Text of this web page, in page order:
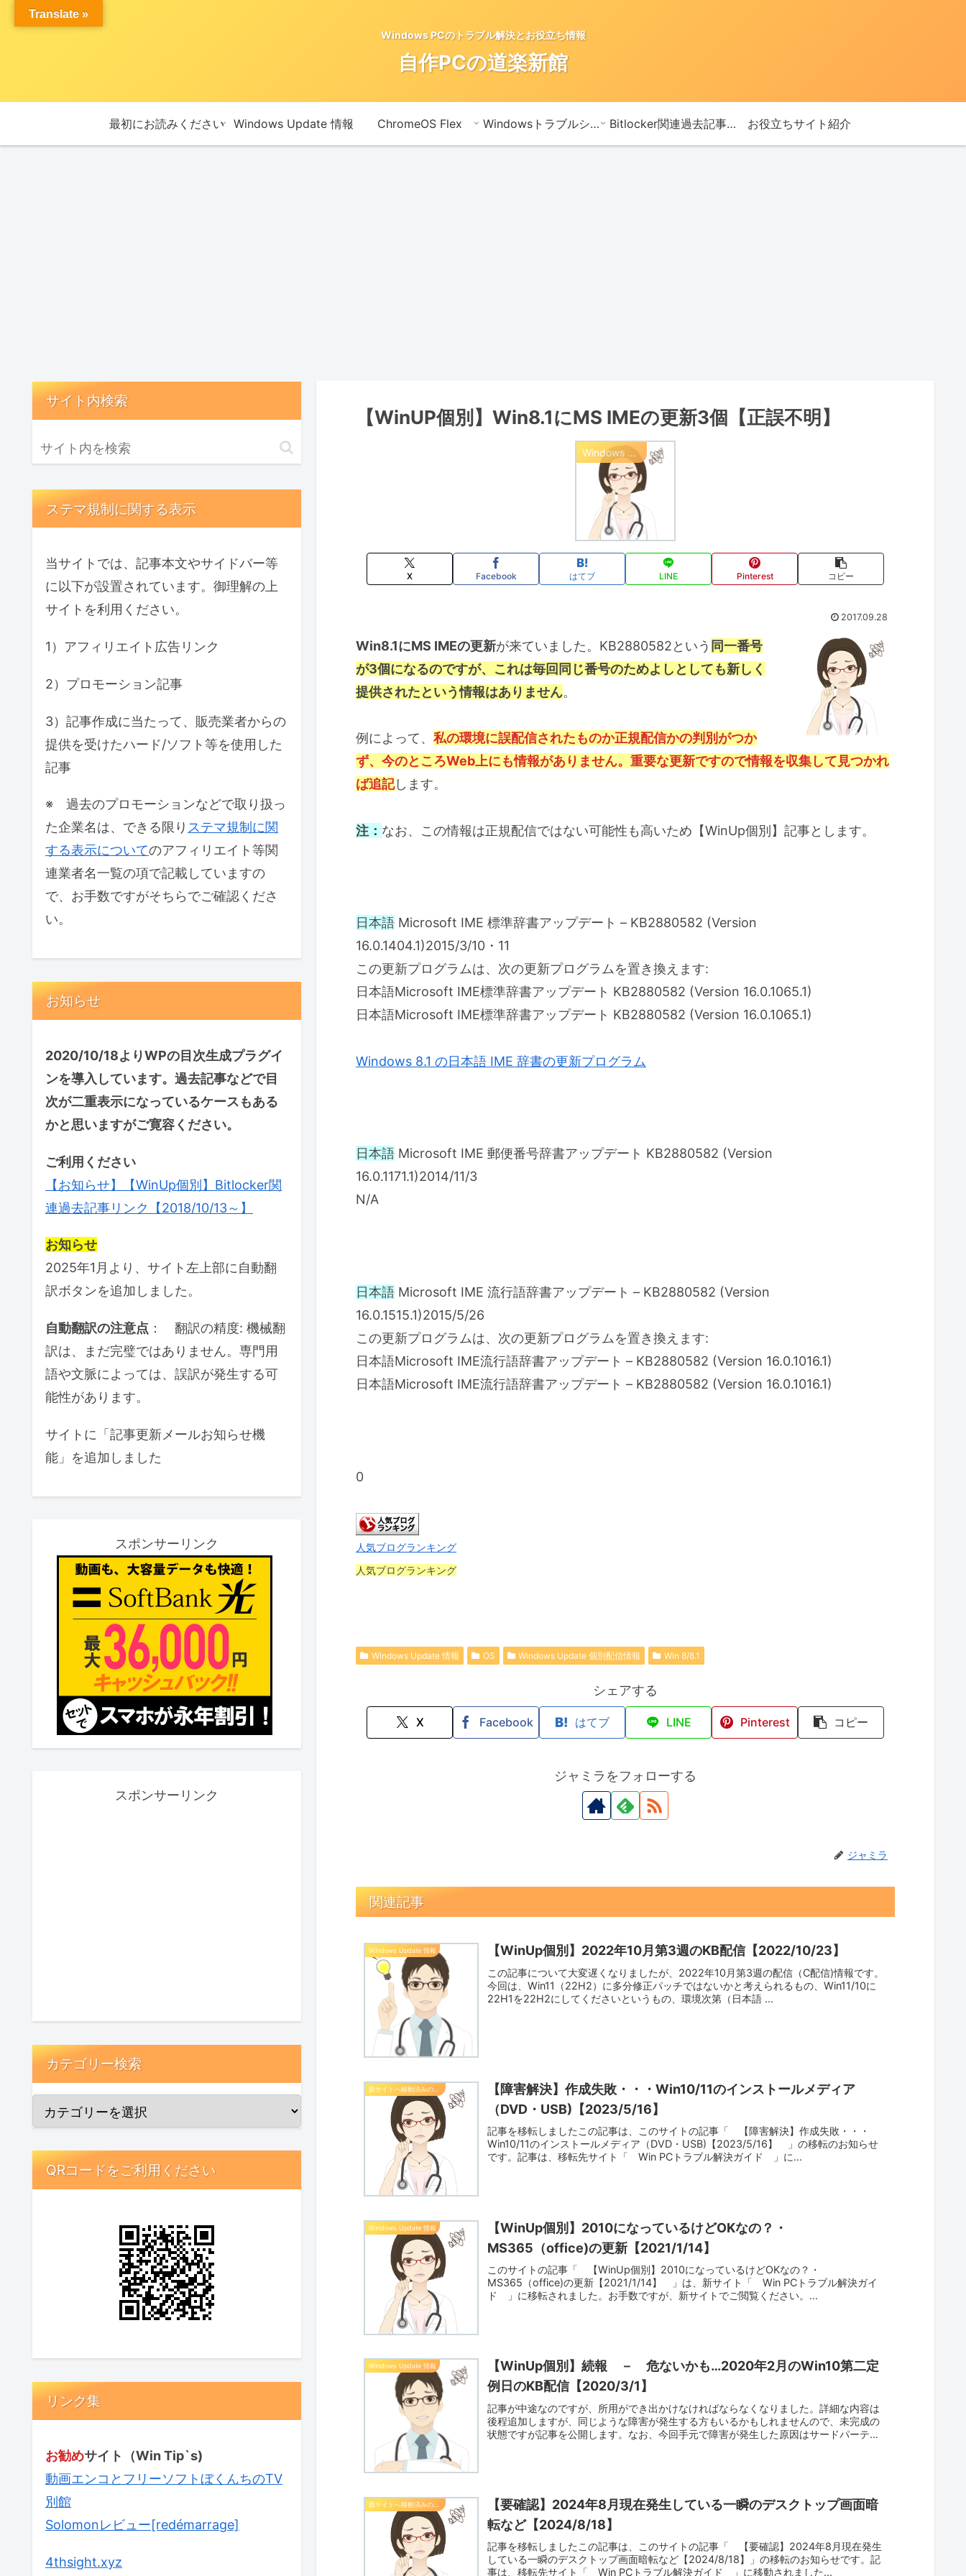
Windows PCのトラブル解決とお役立ち情報
自作PCの道楽新館
最初にお読みください Windows Update 情報 ChromeOS Flex Windowsトラブルシューティングメモ Bitlocker関連過去記事リンク お役立ちサイト紹介
【WinUP個別】Win8.1にMS IMEの更新3個【正誤不明】
Windows Update 情報
X Facebook はてブ LINE Pinterest コピー
2017.09.28
Win8.1にMS IMEの更新が来ていました。KB2880582という 同一番号
が3個になるのですが、これは毎回同じ番号のためよしとしても新しく
提供されたという情報はありません。
例によって、 私の環境に誤配信されたものか正規配信かの判別がつか
ず、今のところWeb上にも情報がありません。 重要な更新ですので情報を収集して見つかれ
ば追記します。
注： なお、この情報は正規配信ではない可能性も高いため【WinUp個別】記事とします。
日本語 Microsoft IME 標準辞書アップデート – KB2880582 (Version
16.0.1404.1)2015/3/10・11
この更新プログラムは、次の更新プログラムを置き換えます:
日本語Microsoft IME標準辞書アップデート KB2880582 (Version 16.0.1065.1)
日本語Microsoft IME標準辞書アップデート KB2880582 (Version 16.0.1065.1)
Windows 8.1 の日本語 IME 辞書の更新プログラム
日本語 Microsoft IME 郵便番号辞書アップデート KB2880582 (Version
16.0.1171.1)2014/11/3
N/A
日本語 Microsoft IME 流行語辞書アップデート – KB2880582 (Version
16.0.1515.1)2015/5/26
この更新プログラムは、次の更新プログラムを置き換えます:
日本語Microsoft IME流行語辞書アップデート – KB2880582 (Version 16.0.1016.1)
日本語Microsoft IME流行語辞書アップデート – KB2880582 (Version 16.0.1016.1)
0
人気ブログランキング
人気ブログランキング
Windows Update 情報 OS Windows Update 個別配信情報 Win 8/8.1
シェアする
X Facebook はてブ LINE Pinterest コピー
ジャミラをフォローする
ジャミラ
関連記事
Windows Update 情報 【WinUp個別】2022年10月第3週のKB配信【2022/10/23】
この記事について大変遅くなりましたが、2022年10月第3週の配信（C配信)情報です。
今回は、Win11（22H2）に多分修正パッチではないかと考えられるもの、Win11/10に
22H1を22H2にしてくださいというもの、環境次第（日本語 ...
【障害解決】作成失敗・・・Win10/11のインストールメディア
（DVD・USB)【2023/5/16】
記事を移転しましたこの記事は、このサイトの記事「 【障害解決】作成失敗・・・
Win10/11のインストールメディア（DVD・USB)【2023/5/16】 」の移転のお知らせ
です。記事は、移転先サイト「 Win PCトラブル解決ガイド 」に...
Windows Update 情報
【WinUp個別】2010になっているけどOKなの？・
MS365（office)の更新【2021/1/14】
このサイトの記事「 【WinUp個別】2010になっているけどOKなの？・
MS365（office)の更新【2021/1/14】 」は、新サイト「 Win PCトラブル解決ガイ
ド 」に移転されました。お手数ですが、新サイトでご閲覧ください。...
Windows Update 情報
【WinUp個別】続報 － 危ないかも…2020年2月のWin10第二定
例日のKB配信【2020/3/1】
記事が中途なのですが、所用ができ出かけなければならなくなりました。詳細な内容は
後程追加しますが、同じような障害が発生する方もいるかもしれませんので、未完成の
状態ですが記事を公開します。なお、今回手元で障害が発生した原因はサードパーティ
【要確認】2024年8月現在発生している一瞬のデスクトップ画面暗
転など【2024/8/18】
記事を移転しましたこの記事は、このサイトの記事「 【要確認】2024年8月現在発生
している一瞬のデスクトップ画面暗転など【2024/8/18】」の移転のお知らせです。記
事は、移転先サイト「 Win PCトラブル解決ガイド 」に移動されました...
サイト内検索
ステマ規制に関する表示
当サイトでは、記事本文やサイドバー等
に以下が設置されています。御理解の上
サイトを利用ください。
1）アフィリエイト広告リンク
2）プロモーション記事
3）記事作成に当たって、販売業者からの
提供を受けたハード/ソフト等を使用した
記事
※ 過去のプロモーションなどで取り扱っ
た企業名は、できる限り ステマ規制に関
する表示についてのアフィリエイト等関
連業者名一覧の項で記載していますの
で、お手数ですがそちらでご確認くださ
い。
お知らせ
2020/10/18よりWPの目次生成プラグイ
ンを導入しています。過去記事などで目
次が二重表示になっているケースもある
かと思いますがご寛容ください。
ご利用ください
【お知らせ】【WinUp個別】Bitlocker関
連過去記事リンク【2018/10/13～】
お知らせ
2025年1月より、サイト左上部に自動翻
訳ボタンを追加しました。
自動翻訳の注意点 ： 翻訳の精度: 機械翻
訳は、まだ完璧ではありません。専門用
語や文脈によっては、誤訳が発生する可
能性があります。
サイトに「記事更新メールお知らせ機
能」を追加しました
スポンサーリンク
スポンサーリンク
カテゴリー検索
QRコードをご利用ください
リンク集
お勧めサイト（Win Tip`s)
動画エンコとフリーソフトぼくんちのTV
別館
Solomonレビュー[redémarrage]
4thsight.xyz
Translate »